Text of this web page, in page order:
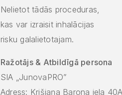
Nelietot tãdãs proceduras,
kas var izraisit inhalācijas
risku galalietotajam.
Ražotājs & Atbildīgā persona
SIA „JunovaPRO”
Adress: Krišjaņa Barona iela